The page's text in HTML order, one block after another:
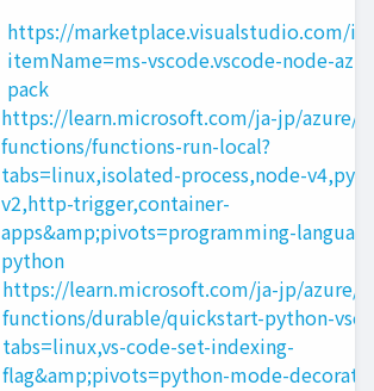
https://marketplace.visualstudio.com/
itemName=ms-vscode.vscode-node-
pack
https://learn.microsoft.com/ja-jp/azure/
functions/functions-run-local?
tabs=linux,isolated-process,node-
v2,http-trigger,container-
apps&amp;pivots=programming-
python
https://learn.microsoft.com/ja-jp/azure/
functions/durable/quickstart-python-
tabs=linux,vs-code-set-indexing-
flag&amp;pivots=python-mode-